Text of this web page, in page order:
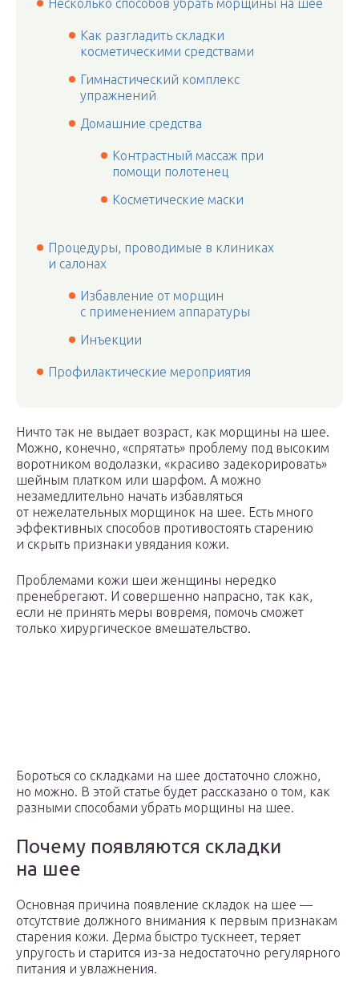
Несколько способов убрать морщины на шее
Как разгладить складки
косметическими средствами
Гимнастический комплекс
упражнений
Домашние средства
Контрастный массаж при
помощи полотенец
Косметические маски
Процедуры, проводимые в клиниках
и салонах
Избавление от морщин
с применением аппаратуры
Инъекции
Профилактические мероприятия
Ничто так не выдает возраст, как морщины на шее.
Можно, конечно, «спрятать» проблему под высоким
воротником водолазки, «красиво задекорировать»
шейным платком или шарфом. А можно
незамедлительно начать избавляться
от нежелательных морщинок на шее. Есть много
эффективных способов противостоять старению
и скрыть признаки увядания кожи.
Проблемами кожи шеи женщины нередко
пренебрегают. И совершенно напрасно, так как,
если не принять меры вовремя, помочь сможет
только хирургическое вмешательство.
Бороться со складками на шее достаточно сложно,
но можно. В этой статье будет рассказано о том, как
разными способами убрать морщины на шее.
Почему появляются складки
на шее
Основная причина появление складок на шее —
отсутствие должного внимания к первым признакам
старения кожи. Дерма быстро тускнеет, теряет
упругость и старится из-за недостаточно регулярного
питания и увлажнения.